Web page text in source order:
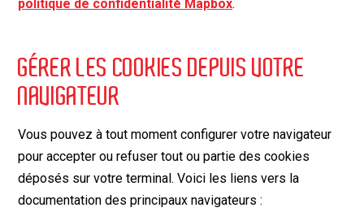
politique de confidentialité Mapbox.
GÉRER LES COOKIES DEPUIS VOTRE
NAVIGATEUR
Vous pouvez à tout moment configurer votre navigateur
pour accepter ou refuser tout ou partie des cookies
déposés sur votre terminal. Voici les liens vers la
documentation des principaux navigateurs :